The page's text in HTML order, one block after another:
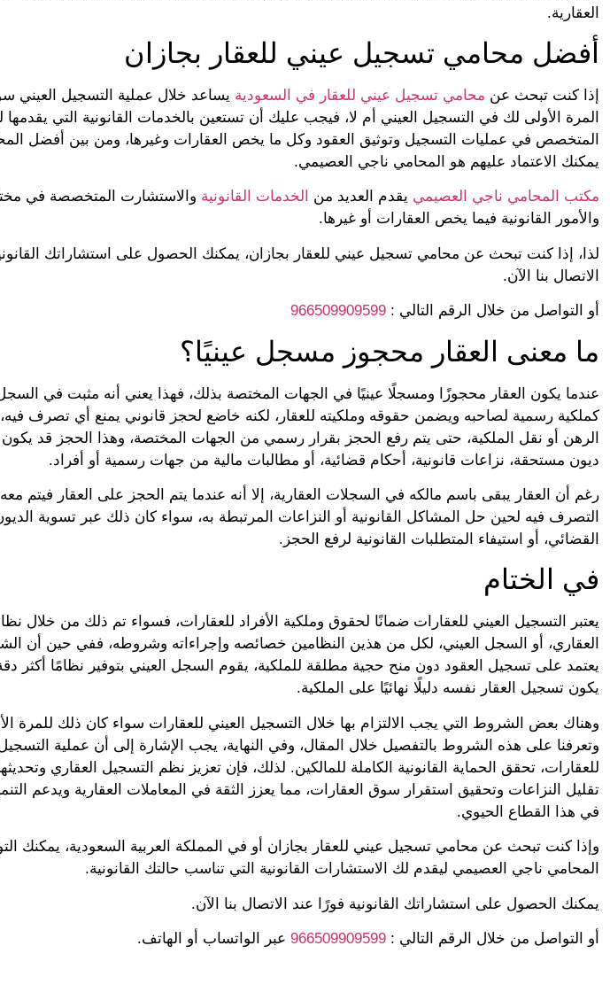
العقارية.
أفضل محامي تسجيل عيني للعقار بجازان
إذا كنت تبحث عن محامي تسجيل عيني للعقار في السعودية يساعد خلال عملية التسجيل العيني
المرة الأولى لك في التسجيل العيني أم لا، فيجب عليك أن تستعين بالخدمات القانونية التي
المتخصص في عمليات التسجيل وتوثيق العقود وكل ما يخص العقارات وغيرها، ومن بين أفضل
يمكنك الاعتماد عليهم هو المحامي ناجي العصيمي.
مكتب المحامي ناجي العصيمي يقدم العديد من الخدمات القانونية والاستشارت المتخصصة في
والأمور القانونية فيما يخص العقارات أو غيرها.
لذا، إذا كنت تبحث عن محامي تسجيل عيني للعقار بجازان، يمكنك الحصول على استشاراتك
الاتصال بنا الآن.
أو التواصل من خلال الرقم التالي : 966509909599
ما معنى العقار محجوز مسجل عينيًا؟
عندما يكون العقار محجوزًا ومسجلًا عينيًا في الجهات المختصة بذلك، فهذا يعني أنه مثبت في
كملكية رسمية لصاحبه ويضمن حقوقه وملكيته للعقار، لكنه خاضع لحجز قانوني يمنع أي تصرف فيه،
الرهن أو نقل الملكية، حتى يتم رفع الحجز بقرار رسمي من الجهات المختصة، وهذا الحجز قد يكون
ديون مستحقة، نزاعات قانونية، أحكام قضائية، أو مطالبات مالية من جهات رسمية أو أفراد.
رغم أن العقار يبقى باسم مالكه في السجلات العقارية، إلا أنه عندما يتم الحجز على العقار فيتم
التصرف فيه لحين حل المشاكل القانونية أو النزاعات المرتبطة به، سواء كان ذلك عبر تسوية
القضائي، أو استيفاء المتطلبات القانونية لرفع الحجز.
في الختام
يعتبر التسجيل العيني للعقارات ضمانًا لحقوق وملكية الأفراد للعقارات، فسواء تم ذلك من خلال
العقاري، أو السجل العيني، لكل من هذين النظامين خصائصه وإجراءاته وشروطه، ففي حين أن
يعتمد على تسجيل العقود دون منح حجية مطلقة للملكية، يقوم السجل العيني بتوفير نظامًا أكثر
يكون تسجيل العقار نفسه دليلًا نهائيًا على الملكية.
وهناك بعض الشروط التي يجب الالتزام بها خلال التسجيل العيني للعقارات سواء كان ذلك للمرة
وتعرفنا على هذه الشروط بالتفصيل خلال المقال، وفي النهاية، يجب الإشارة إلى أن عملية
للعقارات، تحقق الحماية القانونية الكاملة للمالكين. لذلك، فإن تعزيز نظم التسجيل العقاري
تقليل النزاعات وتحقيق استقرار سوق العقارات، مما يعزز الثقة في المعاملات العقارية ويدعم
في هذا القطاع الحيوي.
وإذا كنت تبحث عن محامي تسجيل عيني للعقار بجازان أو في المملكة العربية السعودية، يمكنك
المحامي ناجي العصيمي ليقدم لك الاستشارات القانونية التي تناسب حالتك القانونية.
يمكنك الحصول على استشاراتك القانونية فورًا عند الاتصال بنا الآن.
أو التواصل من خلال الرقم التالي : 966509909599 عبر الواتساب أو الهاتف.